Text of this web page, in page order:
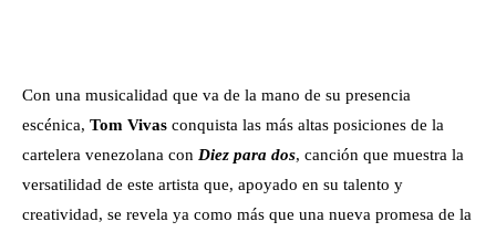
Con una musicalidad que va de la mano de su presencia
escénica, Tom Vivas conquista las más altas posiciones de la
cartelera venezolana con Diez para dos, canción que muestra la
versatilidad de este artista que, apoyado en su talento y
creatividad, se revela ya como más que una nueva promesa de la